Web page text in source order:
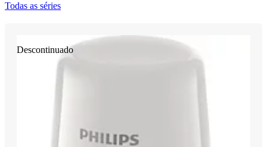
Todas as séries
Descontinuado